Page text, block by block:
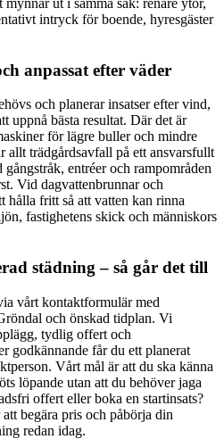
ut i samma sak: renare ytor,
intryck för boende, hyresgäster
anpassat efter väder
och planerar insatser efter vind,
uppnå bästa resultat. Där det är
för lägre buller och mindre
allt trädgårdsavfall på ett ansvarsfullt
entréer och rampområden
Vid dagvattenbrunnar och
hålla fritt så att vatten kan rinna
fastighetens skick och människors
städning – så går det till
vårt kontaktformulär med
och önskad tidplan. Vi
tydlig offert och
godkännande får du ett planerat
Vårt mål är att du ska känna
löpande utan att du behöver jaga
offert eller boka en startinsats?
begära pris och påbörja din
redan idag.